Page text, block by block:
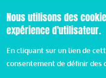
© 2019
Mentions légales
Nous utilisons des
expérience d'utilisateur.
En cliquant sur un lien de
consentement de définir des